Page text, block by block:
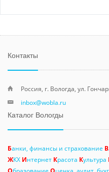
Контакты
Россия, г. Вологда, ул.
inbox@wobla.ru
Каталог Вологды
Банки, финансы и страхование В
ЖКХ Интернет Красота Культура